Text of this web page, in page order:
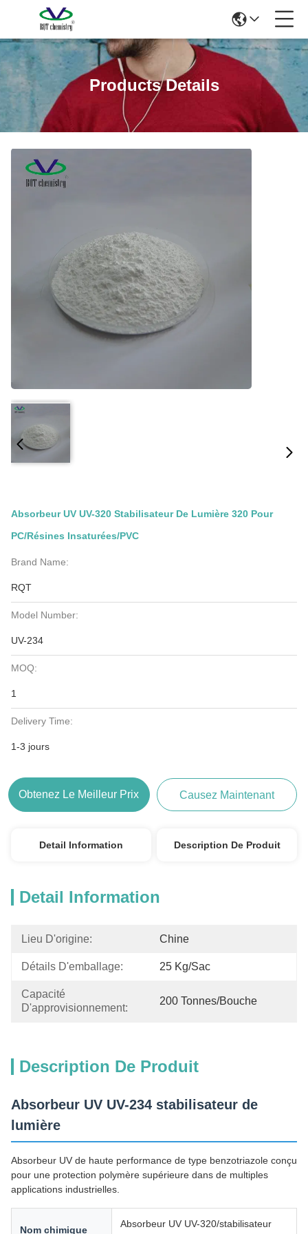
Products Details
Absorbeur UV UV-320 Stabilisateur De Lumière 320 Pour
PC/résines Insaturées/PVC
Brand Name:
RQT
Model Number:
UV-234
MOQ:
1
Delivery Time:
1-3 jours
Obtenez Le Meilleur Prix Causez Maintenant
Detail Information Description De Produit
Detail Information
Lieu D'origine: Chine
Détails D'emballage: 25 Kg/sac
Capacité
D'approvisionnement:
200 Tonnes/bouche
Description De Produit
Absorbeur UV UV-234 stabilisateur de
lumière
Absorbeur UV de haute performance de type benzotriazole conçu
pour une protection polymère supérieure dans de multiples
applications industrielles.
Nom chimique
Absorbeur UV UV-320/stabilisateur